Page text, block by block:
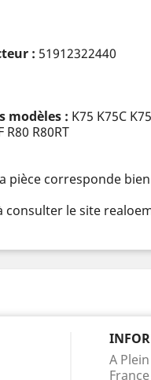
: 51912322440
modèles : K75 K75C
R80 R80RT
pièce corresponde
consulter le site
A
France